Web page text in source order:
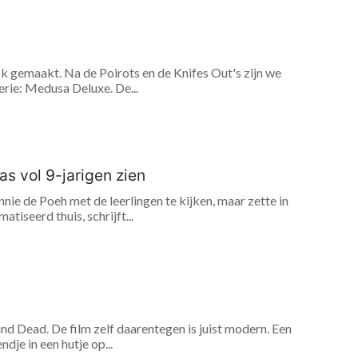
Na de Poirots en de Knifes Out's zijn we
Medusa Deluxe. De...
vol 9-jarigen zien
de Poeh met de leerlingen te kijken, maar zette in
thuis, schrijft...
Dead. De film zelf daarentegen is juist modern. Een
in een hutje op...